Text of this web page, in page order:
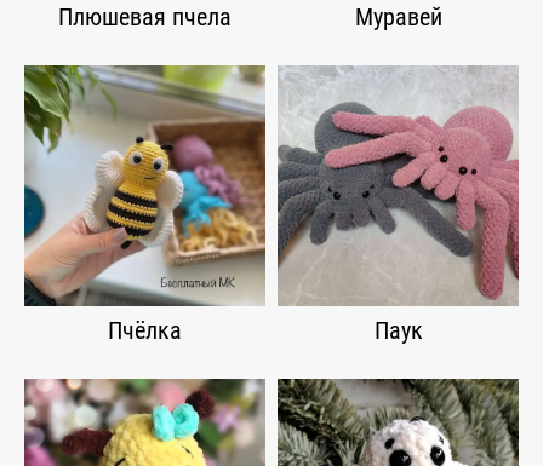
Плюшевая пчела Муравей
Пчёлка Паук